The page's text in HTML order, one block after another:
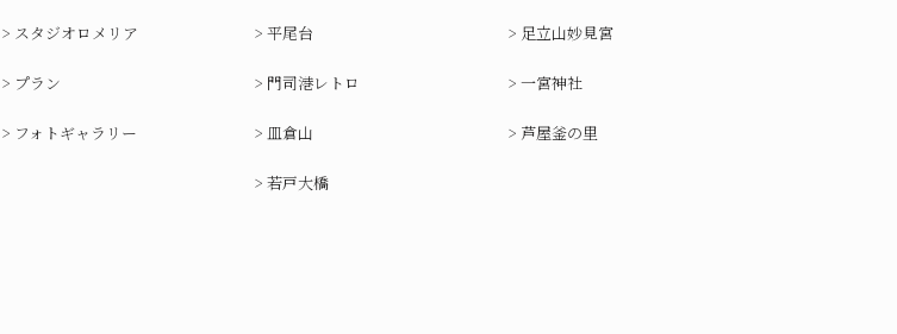
スタジオロメリア
プラン
フォトギャラリー
平尾台
門司港レトロ
皿倉山
若戸大橋
足立山妙見宮
一宮神社
芦屋釜の里